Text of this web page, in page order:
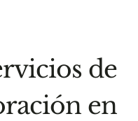
de
en